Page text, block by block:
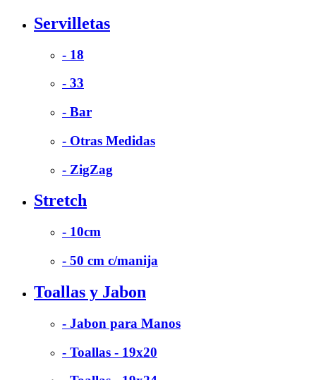
Servilletas
- 18
- 33
- Bar
- Otras Medidas
- ZigZag
Stretch
- 10cm
- 50 cm c/manija
Toallas y Jabon
- Jabon para Manos
- Toallas - 19x20